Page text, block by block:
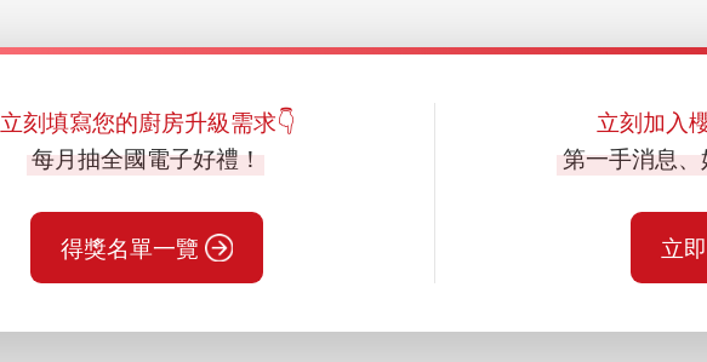
立刻填寫您的廚房升級需求👇
每月抽全國電子好禮！
得獎名單一覽
立刻加入
第一手消息
立